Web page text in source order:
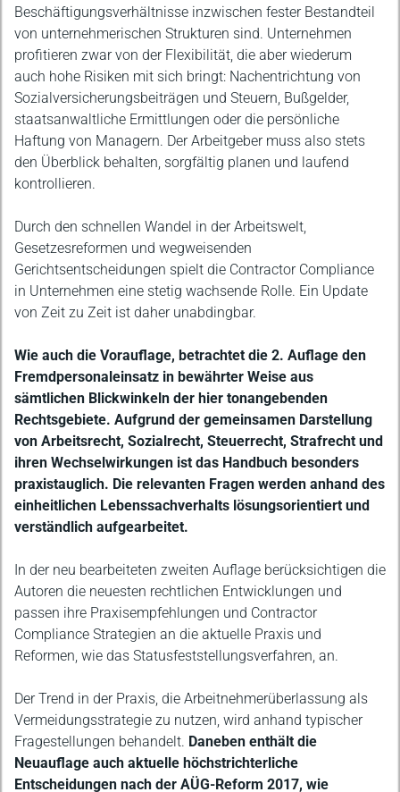
Beschäftigungsverhältnisse inzwischen fester Bestandteil
von unternehmerischen Strukturen sind. Unternehmen
profitieren zwar von der Flexibilität, die aber wiederum
auch hohe Risiken mit sich bringt: Nachentrichtung von
Sozialversicherungsbeiträgen und Steuern, Bußgelder,
staatsanwaltliche Ermittlungen oder die persönliche
Haftung von Managern. Der Arbeitgeber muss also stets
den Überblick behalten, sorgfältig planen und laufend
kontrollieren.
Durch den schnellen Wandel in der Arbeitswelt,
Gesetzesreformen und wegweisenden
Gerichtsentscheidungen spielt die Contractor Compliance
in Unternehmen eine stetig wachsende Rolle. Ein Update
von Zeit zu Zeit ist daher unabdingbar.
Wie auch die Vorauflage, betrachtet die 2. Auflage den
Fremdpersonaleinsatz in bewährter Weise aus
sämtlichen Blickwinkeln der hier tonangebenden
Rechtsgebiete. Aufgrund der gemeinsamen Darstellung
von Arbeitsrecht, Sozialrecht, Steuerrecht, Strafrecht und
ihren Wechselwirkungen ist das Handbuch besonders
praxistauglich. Die relevanten Fragen werden anhand des
einheitlichen Lebenssachverhalts lösungsorientiert und
verständlich aufgearbeitet.
In der neu bearbeiteten zweiten Auflage berücksichtigen die
Autoren die neuesten rechtlichen Entwicklungen und
passen ihre Praxisempfehlungen und Contractor
Compliance Strategien an die aktuelle Praxis und
Reformen, wie das Statusfeststellungsverfahren, an.
Der Trend in der Praxis, die Arbeitnehmerüberlassung als
Vermeidungsstrategie zu nutzen, wird anhand typischer
Fragestellungen behandelt. Daneben enthält die
Neuauflage auch aktuelle höchstrichterliche
Entscheidungen nach der AÜG-Reform 2017, wie